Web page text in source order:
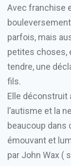
Avec franchise
parfois, mais
petites choses,
tendre, une
fils.
Elle
l’autisme et la
beaucoup dans
émouvant et
par John Wax (